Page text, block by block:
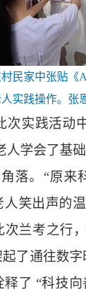
民家中张贴《
实践操作。张
次实践活动
人学会了基
落。“原来
笑出声的
次兰考之行
了通往数字
释了 “科技